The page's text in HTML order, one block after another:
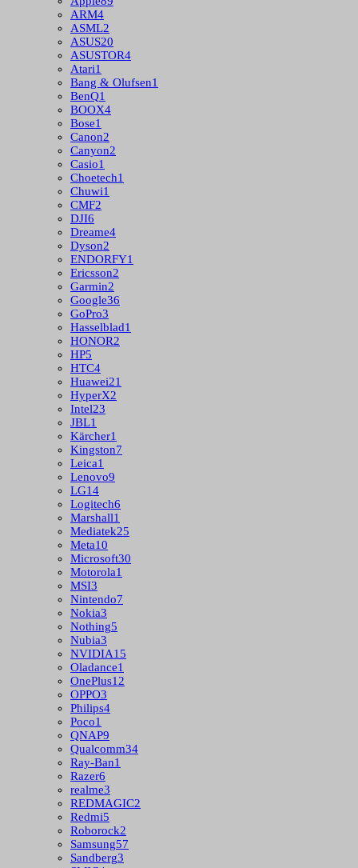
ARM4
ASML2
ASUS20
ASUSTOR4
Atari1
Bang & Olufsen1
BenQ1
BOOX4
Bose1
Canon2
Canyon2
Casio1
Choetech1
Chuwi1
CMF2
DJI6
Dreame4
Dyson2
ENDORFY1
Ericsson2
Garmin2
Google36
GoPro3
Hasselblad1
HONOR2
HP5
HTC4
Huawei21
HyperX2
Intel23
JBL1
Kärcher1
Kingston7
Leica1
Lenovo9
LG14
Logitech6
Marshall1
Mediatek25
Meta10
Microsoft30
Motorola1
MSI3
Nintendo7
Nokia3
Nothing5
Nubia3
NVIDIA15
Oladance1
OnePlus12
OPPO3
Philips4
Poco1
QNAP9
Qualcomm34
Ray-Ban1
Razer6
realme3
REDMAGIC2
Redmi5
Roborock2
Samsung57
Sandberg3